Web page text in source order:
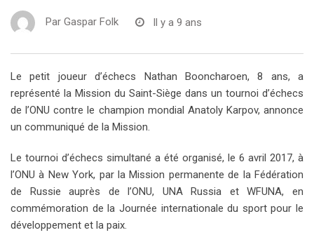
Par Gaspar Folk Il y a 9 ans
Le petit joueur d’échecs Nathan Booncharoen, 8 ans, a
représenté la Mission du Saint-Siège dans un tournoi d’échecs
de l’ONU contre le champion mondial Anatoly Karpov, annonce
un communiqué de la Mission.
Le tournoi d’échecs simultané a été organisé, le 6 avril 2017, à
l’ONU à New York, par la Mission permanente de la Fédération
de Russie auprès de l’ONU, UNA Russia et WFUNA, en
commémoration de la Journée internationale du sport pour le
développement et la paix.